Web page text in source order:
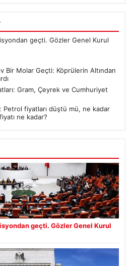
geçti. Gözler Genel Kurul
Bir Molar Geçti: Köprülerin Altından
Gram, Çeyrek ve Cumhuriyet
Petrol fiyatları düştü mü, ne kadar
ne kadar?
geçti. Gözler Genel Kurul